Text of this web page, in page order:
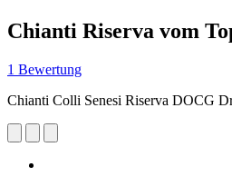
Chianti Riserva vom
1 Bewertung
Chianti Colli Senesi Riserva DOCG